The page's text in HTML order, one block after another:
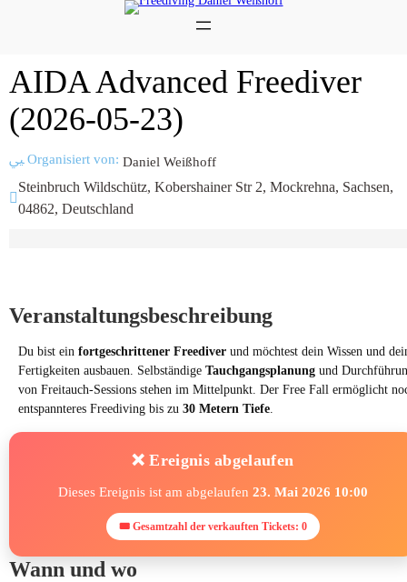
AIDA Advanced Freediver
(2026-05-23)
Organisiert von: Daniel Weißhoff
Steinbruch Wildschütz, Kobershainer Str 2, Mockrehna, Sachsen,
04862, Deutschland
Veranstaltungsbeschreibung
Du bist ein fortgeschrittener Freediver und möchtest dein Wissen und
Fertigkeiten ausbauen. Selbständige Tauchgangsplanung und
von Freitauch-Sessions stehen im Mittelpunkt. Der Free Fall ermöglicht
entspannteres Freediving bis zu 30 Metern Tiefe
❌ Ereignis abgelaufen
Dieses Ereignis ist am abgelaufen 23. Mai 2026 10:00
🎟 Gesamtzahl der verkauften Tickets: 0
Wann und wo